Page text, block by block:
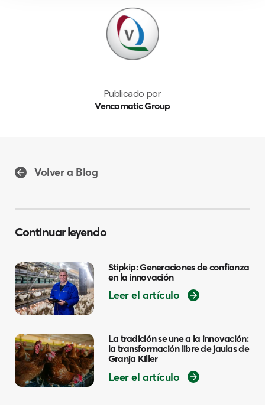
Publicado por
Vencomatic Group
Volver a Blog
Continuar leyendo
Stipkip: Generaciones de confianza
en la innovación
Leer el artículo
La tradición se une a la innovación:
la transformación libre de jaulas de
Granja Killer
Leer el artículo